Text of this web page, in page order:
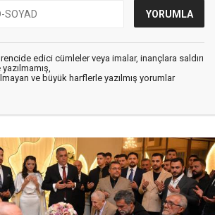
edici cümleler veya imalar, inançlara saldırı
ve büyük harflerle yazılmış yorumlar